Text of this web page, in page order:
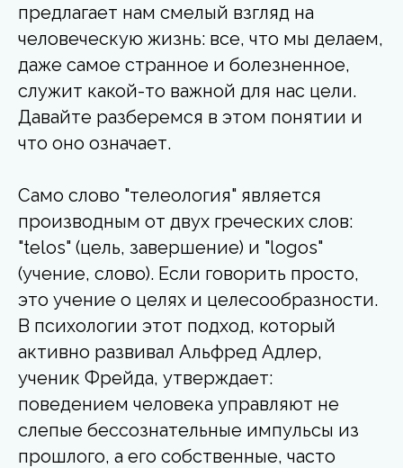
предлагает нам смелый взгляд на
человеческую жизнь: все, что мы делаем,
даже самое странное и болезненное,
служит какой-то важной для нас цели.
Давайте разберемся в этом понятии и
что оно означает.
Само слово "телеология" является
производным от двух греческих слов:
"telos" (цель, завершение) и "logos"
(учение, слово). Если говорить просто,
это учение о целях и целесообразности.
В психологии этот подход, который
активно развивал Альфред Адлер,
ученик Фрейда, утверждает:
поведением человека управляют не
слепые бессознательные импульсы из
прошлого, а его собственные, часто